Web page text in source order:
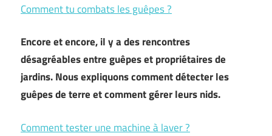
Comment tu combats les guêpes ?
Encore et encore, il y a des rencontres
désagréables entre guêpes et propriétaires de
jardins. Nous expliquons comment détecter les
guêpes de terre et comment gérer leurs nids.
Comment tester une machine à laver ?